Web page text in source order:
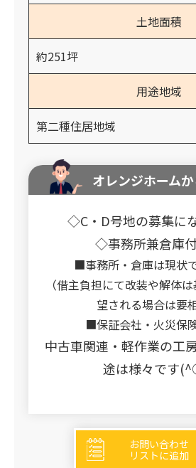
土地面積
約251坪
用途地域
第二種住居地域
オレンジホーム
◇C・D号地の募集に
◇事務所兼倉庫
■事務所・倉庫は現状
（借主負担にて改装や解体
望される場合は要相
■保証会社・火災保
中古車関連・軽作業の工
途は様々です
お問い合わせ
リストに追加